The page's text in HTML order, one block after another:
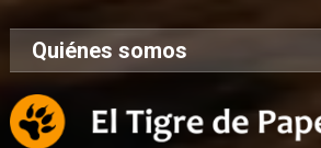
Quiénes somos